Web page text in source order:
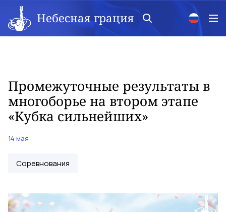
Небесная грация
Промежуточные результаты в
многоборье на втором этапе
«Кубка сильнейших»
14 мая
Соревнования